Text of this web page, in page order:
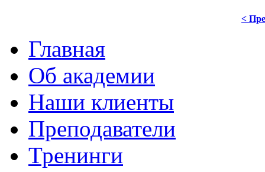
<
Главная
Об академии
Наши клиенты
Преподаватели
Тренинги